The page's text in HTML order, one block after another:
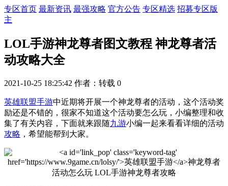
专区首页 最新资讯 最强攻略 官方公告 专区精选 招募专区版
主
LOL手游神龙尊者图文教程 神龙尊者活
动攻略大全
2021-10-25 18:25:42 作者：转载 0
英雄联盟手游中近期将开展一个神龙尊者的活动，这个活动奖
励还是不错的，很家不知道这个活动要怎么玩，小编整理和收
集了有关内容，下面就来跟随九游小编一起来看看详细的活动
攻略 ，希望能帮到大家。